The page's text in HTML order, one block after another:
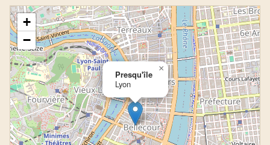
Presqu'île
Lyon
×
+
−